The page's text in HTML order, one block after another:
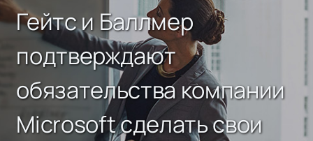
Гейтс и Баллмер
подтверждают
обязательства компании
Microsoft сделать свои